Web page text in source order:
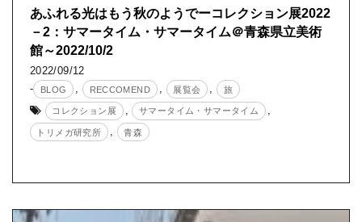
あふれる光はもう秋のようでーコレクション展2022
－2：サマータイム・サマータイム＠青森県立美術
館～2022/10/2
2022/09/12
-
BLOG , RECCOMEND , 展覧会 , 旅
コレクション展 , サマータイム・サマータイム ,
トリメガ研究所 , 青森